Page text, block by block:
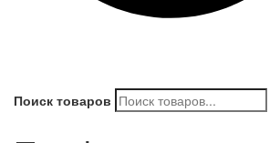
Поиск товаров